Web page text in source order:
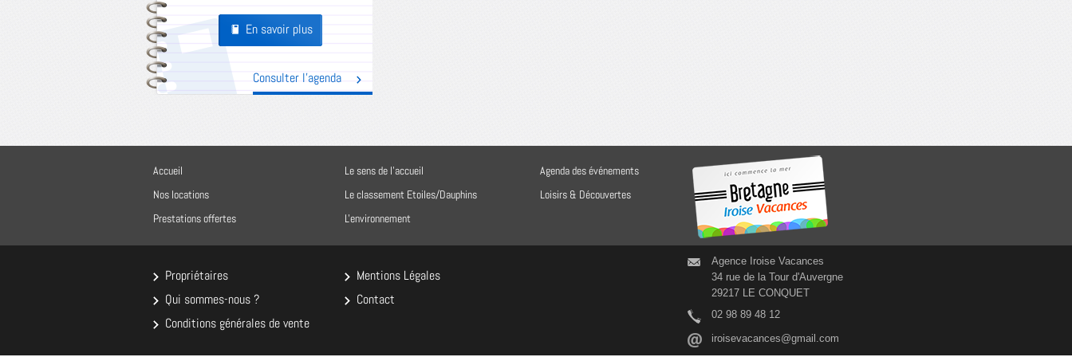
En savoir plus
Pages
Consulter l'agenda
Accueil
Nos locations
Prestations offertes
Le sens de l'accueil
Le classement Etoiles/Dauphins
L'environnement
Agenda des événements
Loisirs & Découvertes
Propriétaires
Qui sommes-nous ?
Conditions générales de vente
Mentions Légales
Contact
Agence Iroise Vacances
34 rue de la Tour d'Auvergne
29217 LE CONQUET
02 98 89 48 12
iroisevacances@gmail.com